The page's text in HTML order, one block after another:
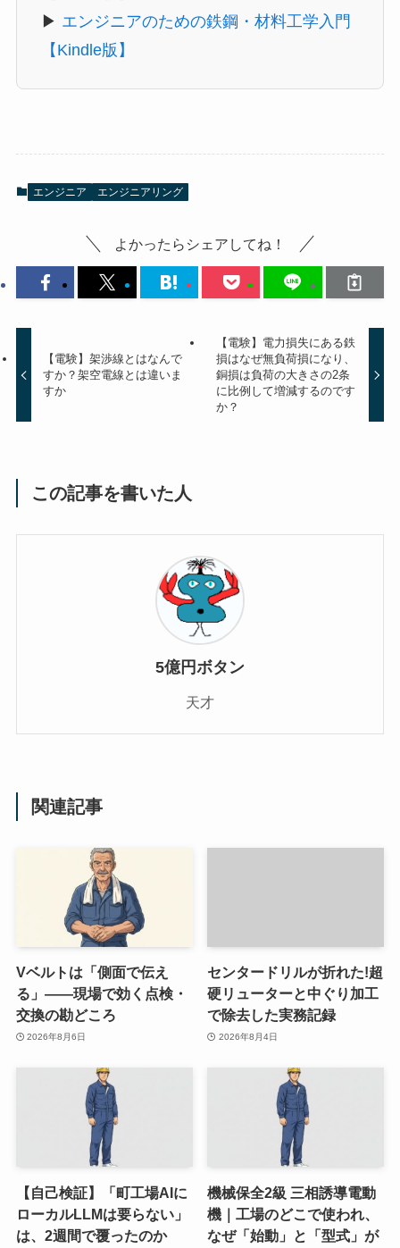
▶ エンジニアのための鉄鋼・材料工学入門
【Kindle版】
エンジニア エンジニアリング
よかったらシェアしてね！
【電験】架渉線とはなんで
すか？架空電線とは違いま
すか
【電験】電力損失にある鉄
損はなぜ無負荷損になり、
銅損は負荷の大きさの2条
に比例して増減するのです
か？
この記事を書いた人
5億円ボタン
天才
関連記事
Vベルトは「側面で伝え
る」——現場で効く点検・
交換の勘どころ
2026年8月6日
センタードリルが折れた!超
硬リューターと中ぐり加工
で除去した実務記録
2026年8月4日
【自己検証】「町工場AIに
ローカルLLMは要らない」
は、2週間で覆ったのか
機械保全2級 三相誘導電動
機｜工場のどこで使われ、
なぜ「始動」と「型式」が